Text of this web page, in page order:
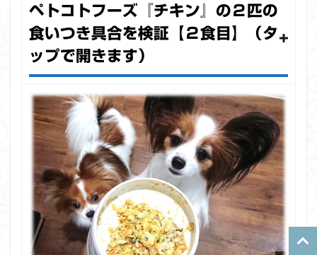
ペトコトフーズ『チキン』の２匹の
食いつき具合を検証【２食目】（タ
ップで開きます）